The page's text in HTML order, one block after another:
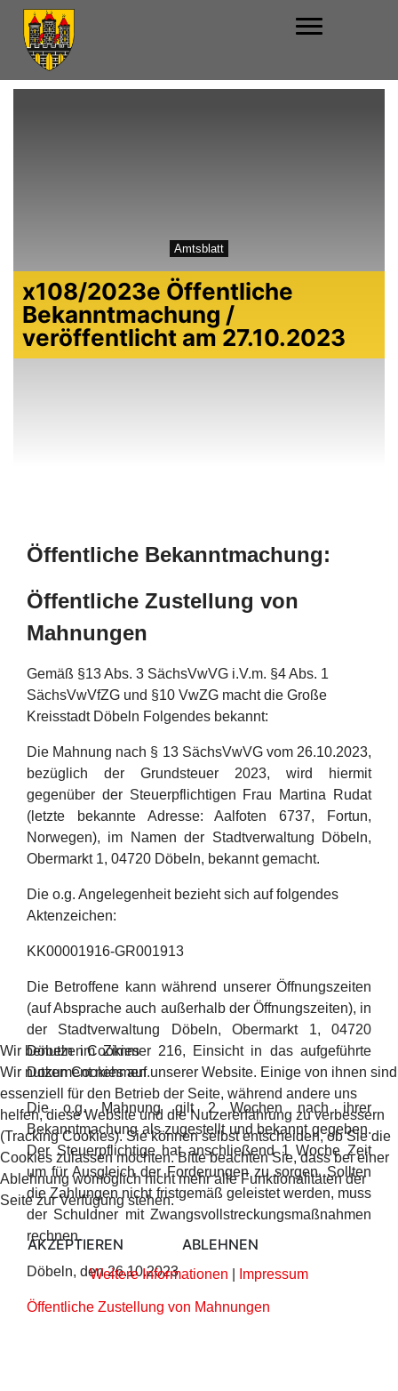
Amtsblatt
x108/2023e Öffentliche
Bekanntmachung /
veröffentlicht am 27.10.2023
Öffentliche Bekanntmachung:
Öffentliche Zustellung von
Mahnungen
Gemäß §13 Abs. 3 SächsVwVG i.V.m. §4 Abs. 1
SächsVwVfZG und §10 VwZG macht die Große
Kreisstadt Döbeln Folgendes bekannt:
Die Mahnung nach § 13 SächsVwVG vom 26.10.2023,
bezüglich der Grundsteuer 2023, wird hiermit
gegenüber der Steuerpflichtigen Frau Martina Rudat
(letzte bekannte Adresse: Aalfoten 6737, Fortun,
Norwegen), im Namen der Stadtverwaltung Döbeln,
Obermarkt 1, 04720 Döbeln, bekannt gemacht.
Die o.g. Angelegenheit bezieht sich auf folgendes
Aktenzeichen:
KK00001916-GR001913
Die Betroffene kann während unserer Öffnungszeiten
(auf Absprache auch außerhalb der Öffnungszeiten), in
der Stadtverwaltung Döbeln, Obermarkt 1, 04720
Döbeln im Zimmer 216, Einsicht in das aufgeführte
Dokument nehmen.
Die o.g. Mahnung gilt 2 Wochen nach ihrer
Bekanntmachung als zugestellt und bekannt gegeben.
Der Steuerpflichtige hat anschließend 1 Woche Zeit
um für Ausgleich der Forderungen zu sorgen. Sollten
die Zahlungen nicht fristgemäß geleistet werden, muss
der Schuldner mit Zwangsvollstreckungsmaßnahmen
rechnen.
Döbeln, den 26.10.2023
Öffentliche Zustellung von Mahnungen
Wir benutzen Cookies
Wir nutzen Cookies auf unserer Website. Einige von ihnen sind
essenziell für den Betrieb der Seite, während andere uns
helfen, diese Website und die Nutzererfahrung zu verbessern
(Tracking Cookies). Sie können selbst entscheiden, ob Sie die
Cookies zulassen möchten. Bitte beachten Sie, dass bei einer
Ablehnung womöglich nicht mehr alle Funktionalitäten der
Seite zur Verfügung stehen.
AKZEPTIEREN ABLEHNEN
Weitere Informationen Impressum